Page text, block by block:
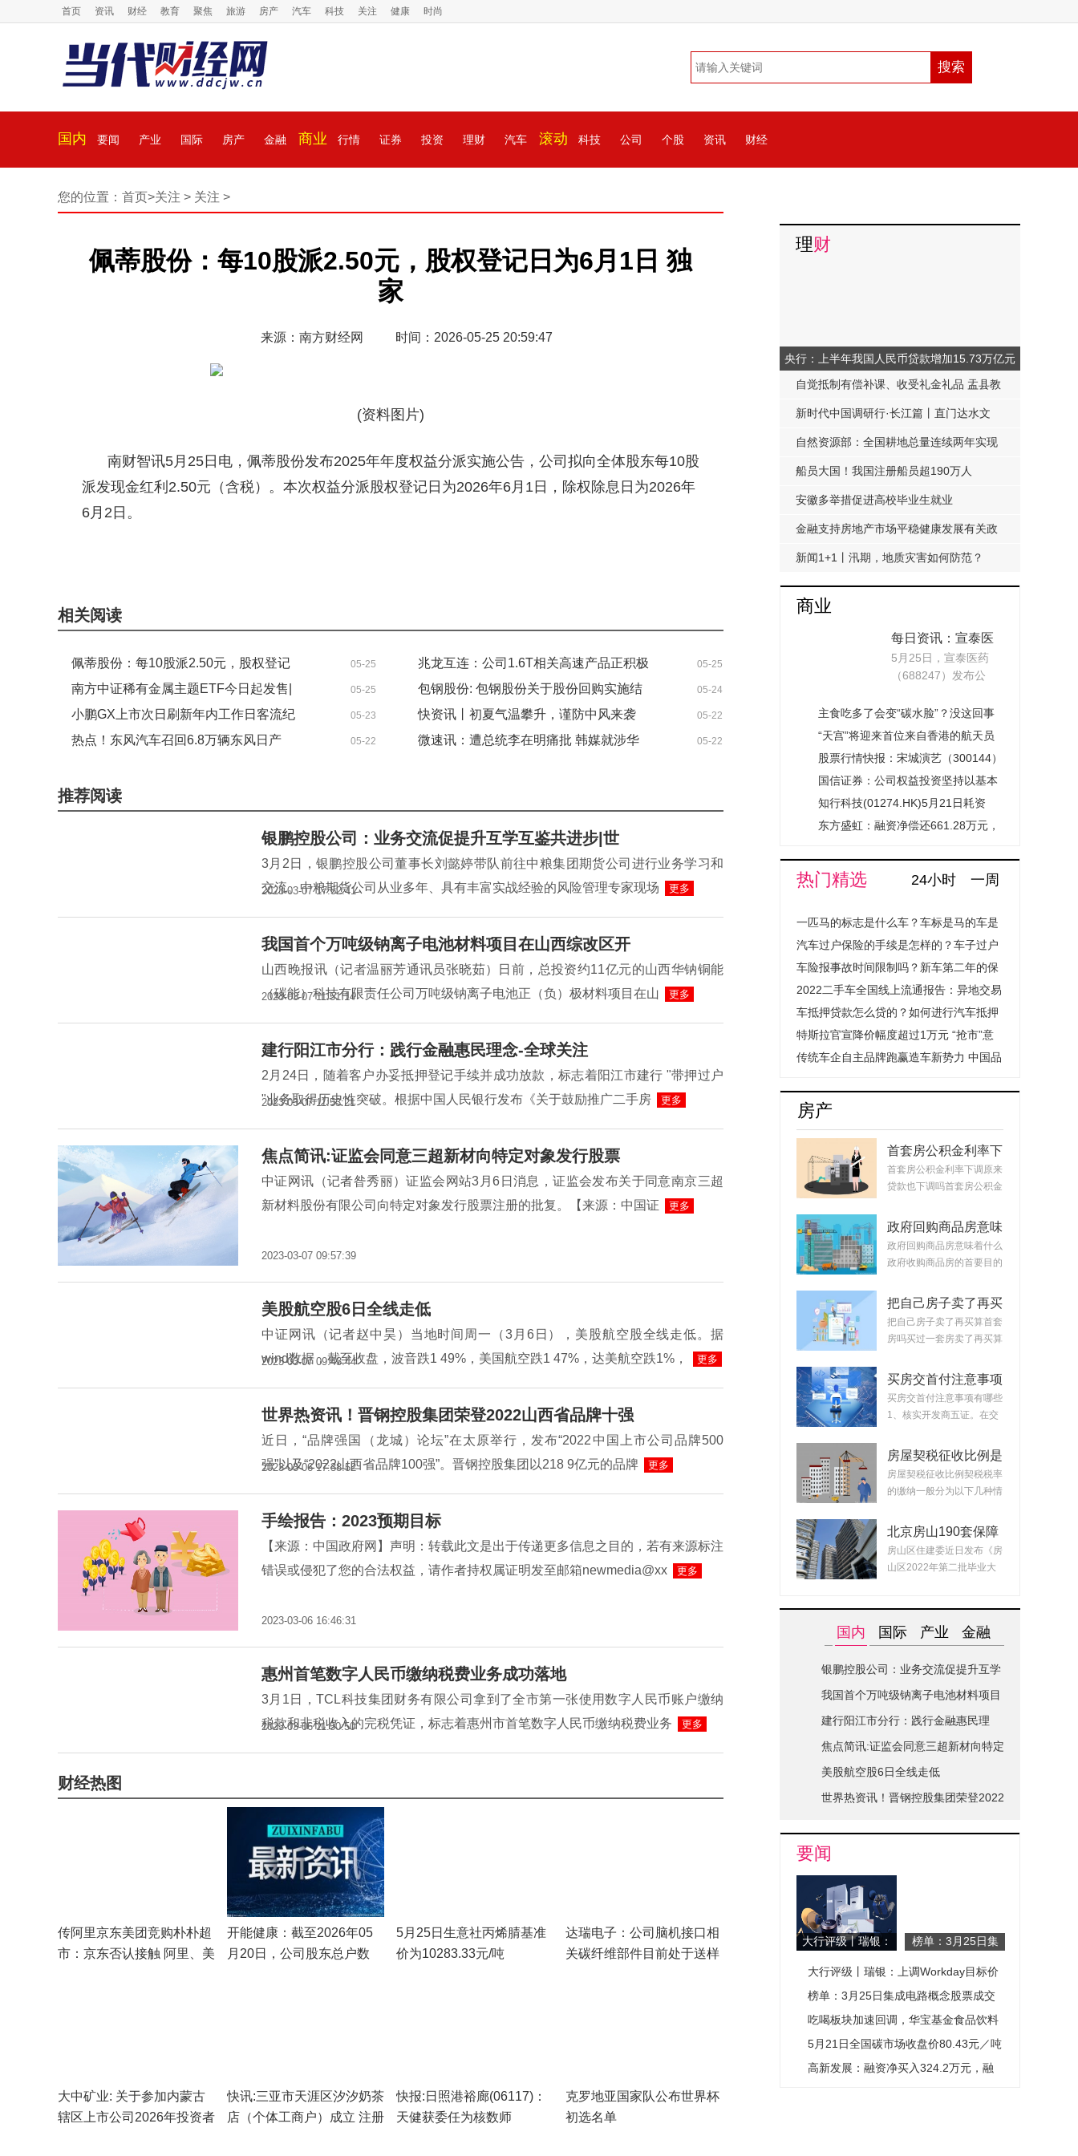
首页 资讯 财经 教育 聚焦 旅游 房产 汽车 科技 关注 健康 时尚
国内 要闻 产业 国际 房产 金融 商业 行情 证券 投资 理财 汽车 滚动 科技 公司 个股 资讯 财经
您的位置： 首页>关注 > 关注 >
佩蒂股份：每10股派2.50元，股权登记日为6月1日 独
家
来源：南方财经网 时间：2026-05-25 20:59:47
(资料图片)
南财智讯5月25日电，佩蒂股份发布2025年年度权益分派实施公告，公司拟向全体股东每10股
派发现金红利2.50元（含税）。本次权益分派股权登记日为2026年6月1日，除权除息日为2026年
6月2日。
相关阅读
佩蒂股份：每10股派2.50元，股权登记
日为6月1日 独家
05-25
兆龙互连：公司1.6T相关高速产品正积极
配合客户开展验证工作_快看点
05-25
南方中证稀有金属主题ETF今日起发售|
热闻
05-25
包钢股份: 包钢股份关于股份回购实施结
果暨股份变动的公告
05-24
小鹏GX上市次日刷新年内工作日客流纪
录
05-23
快资讯丨初夏气温攀升，谨防中风来袭
扫码阅读手机版
05-22
热点！东风汽车召回6.8万辆东风日产
05-22
微速讯：遭总统李在明痛批 韩媒就涉华
05-22
推荐阅读
银鹏控股公司：业务交流促提升互学互鉴共进步|世
3月2日，银鹏控股公司董事长刘懿婷带队前往中粮集团期货公司进行业务学习和
交流。中粮期货公司从业多年、具有丰富实战经验的风险管理专家现场
更多
2023-03-07 17:52:41
我国首个万吨级钠离子电池材料项目在山西综改区开
山西晚报讯（记者温丽芳通讯员张晓茹）日前，总投资约11亿元的山西华钠铜能
（碳能）科技有限责任公司万吨级钠离子电池正（负）极材料项目在山
更多
2023-03-07 11:51:14
建行阳江市分行：践行金融惠民理念-全球关注
2月24日，随着客户办妥抵押登记手续并成功放款，标志着阳江市建行 "带押过户
"业务取得历史性突破。根据中国人民银行发布《关于鼓励推广二手房
更多
2023-03-07 11:53:21
焦点简讯:证监会同意三超新材向特定对象发行股票
中证网讯（记者昝秀丽）证监会网站3月6日消息，证监会发布关于同意南京三超
新材料股份有限公司向特定对象发行股票注册的批复。【来源：中国证
更多
2023-03-07 09:57:39
美股航空股6日全线走低
中证网讯（记者赵中昊）当地时间周一（3月6日），美股航空股全线走低。据
wind数据，截至收盘，波音跌1 49%，美国航空跌1 47%，达美航空跌1%，
更多
2023-03-07 09:43:44
世界热资讯！晋钢控股集团荣登2022山西省品牌十强
近日，“品牌强国（龙城）论坛”在太原举行，发布“2022中国上市公司品牌500
强”以及“2022山西省品牌100强”。晋钢控股集团以218 9亿元的品牌
更多
2023-03-06 17:38:52
手绘报告：2023预期目标
【来源：中国政府网】声明：转载此文是出于传递更多信息之目的，若有来源标注
错误或侵犯了您的合法权益，请作者持权属证明发至邮箱newmedia@xx
更多
2023-03-06 16:46:31
惠州首笔数字人民币缴纳税费业务成功落地
3月1日，TCL科技集团财务有限公司拿到了全市第一张使用数字人民币账户缴纳
税款和非税收入的完税凭证，标志着惠州市首笔数字人民币缴纳税费业务
更多
2023-03-06 11:50:50
财经热图
传阿里京东美团竞购朴朴超
市：京东否认接触 阿里、美
开能健康：截至2026年05
月20日，公司股东总户数
5月25日生意社丙烯腈基准
价为10283.33元/吨
达瑞电子：公司脑机接口相
关碳纤维部件目前处于送样
大中矿业: 关于参加内蒙古
辖区上市公司2026年投资者
快讯:三亚市天涯区汐汐奶茶
店（个体工商户）成立 注册
快报:日照港裕廊(06117)：
天健获委任为核数师
克罗地亚国家队公布世界杯
初选名单
理财
央行：上半年我国人民币贷款增加15.73万亿元
自觉抵制有偿补课、收受礼金礼品 盂县教
科局发布《工作提醒函》
新时代中国调研行·长江篇丨直门达水文
站：从靠人力蹲点到监测自动化
自然资源部：全国耕地总量连续两年实现
净增加
船员大国！我国注册船员超190万人
安徽多举措促进高校毕业生就业
金融支持房地产市场平稳健康发展有关政
策延期至明年底
新闻1+1丨汛期，地质灾害如何防范？
商业
每日资讯：宣泰医
药：“复杂制剂项
目”可用时间延期至
5月25日，宣泰医药
（688247）发布公
杂制...
主食吃多了会变“碳水脸”？没这回事
焦点消息
“天宫”将迎来首位来自香港的航天员
股票行情快报：宋城演艺（300144）
5月22日主力资金净卖出1207.91万元
_热门
国信证券：公司权益投资坚持以基本
面研究为基础
知行科技(01274.HK)5月21日耗资
23.83万港元回购5.91万股
东方盛虹：融资净偿还661.28万元，
热门精选 24小时 一周
一匹马的标志是什么车？车标是马的车是
什么汽车？
汽车过户保险的手续是怎样的？车子过户
保险费用会上涨吗？
车险报事故时间限制吗？新车第二年的保
险怎么买？
2022二手车全国线上流通报告：异地交易
量提升超1.4倍成绝对主流
车抵押贷款怎么贷的？如何进行汽车抵押
贷款程序是怎样的？
特斯拉官宣降价幅度超过1万元 “抢市”意
图明显
传统车企自主品牌跑赢造车新势力 中国品
房产
首套房公积金利率下
调原来贷款也下调
吗？公积金贷款会随
吗？
首套房公积金利率下调原来
贷款也下调吗首套房公积金
政府回购商品房意味
着什么？政府回购安
置房价格如何定？
政府回购商品房意味着什么
政府收购商品房的首要目的
把自己房子卖了再买
算首套房吗？把房子
卖掉再买房子算二套
把自己房子卖了再买算首套
房吗买过一套房卖了再买算
买房交首付注意事项
有哪些？买房交完首
付款后接下来的流程
买房交首付注意事项有哪些
1、核实开发商五证。在交
房屋契税征收比例是
什么？ 2022房产契
税最新政策
房屋契税征收比例契税税率
的缴纳一般分为以下几种情
北京房山190套保障
租赁房面向毕业生配
租 房源均为精装交
房山区住建委近日发布《房
山区2022年第二批毕业大
国内 国际 产业 金融
银鹏控股公司：业务交流促提升互学
互鉴共进步|世界简讯
我国首个万吨级钠离子电池材料项目
在山西综改区开建
建行阳江市分行：践行金融惠民理
念-全球关注
焦点简讯:证监会同意三超新材向特定
对象发行股票的注册申请
美股航空股6日全线走低
世界热资讯！晋钢控股集团荣登2022
要闻
大行评级丨瑞银：
价至140美元，维
持“中性”评级_每
日热议
榜单：3月25日集
交量排名-每日热
点
大行评级丨瑞银：上调Workday目标价
至140美元，维持“中性”评级_每日热议
榜单：3月25日集成电路概念股票成交
量排名-每日热点
吃喝板块加速回调，华宝基金食品饮料
ETF（515710）跌0.78%！机构喊话：
龙头公司低基数下或迎触底回升
5月21日全国碳市场收盘价80.43元／吨
较前一日下跌1.55% 速递
高新发展：融资净买入324.2万元，融